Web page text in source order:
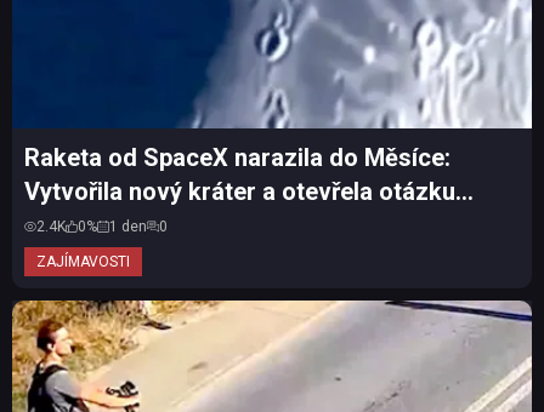
ZAJÍMAVOSTI
Raketa od SpaceX narazila do Měsíce:
Vytvořila nový kráter a otevřela otázku
vesmírného odpadu
2.4K 0% 1 den 0